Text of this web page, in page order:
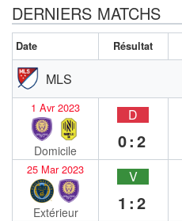
DERNIERS MATCHS
Date Résultat
MLS
1 Avr 2023
Domicile
D
0:2
25 Mar 2023
Extérieur
V
1:2